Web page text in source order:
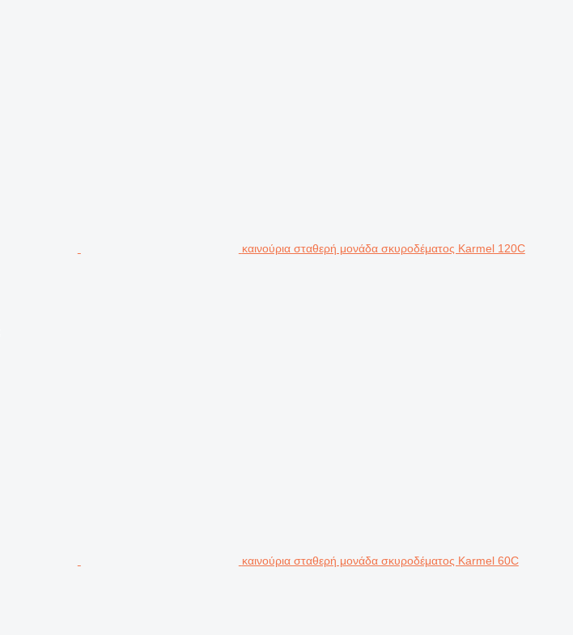
καινούρια σταθερή μονάδα σκυροδέματος Karmel 120C
καινούρια σταθερή μονάδα σκυροδέματος Karmel 60C